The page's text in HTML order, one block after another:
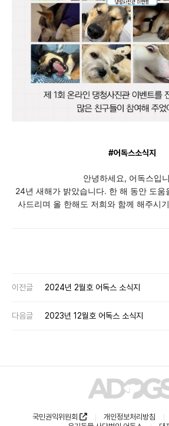
#어독스소식지
안녕하세요, 어독스입
24년 새해가 밝았습니다. 한 해 동안 도움
사드리며 올 한해도 저희와 함께 해주시
이전글 2024년 2월호 어독스 소식지
다음글 2023년 12월호 어독스 소식지
국민권익위원회 개인정보처리방침